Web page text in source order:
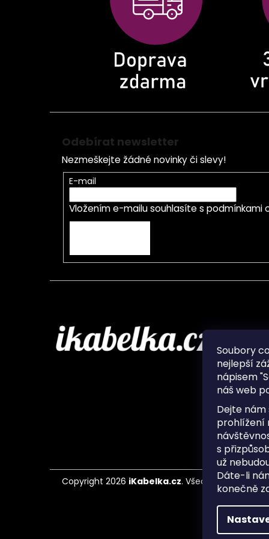
Soubory
nejlepší
nápisem
náš web
Dejte
prohlížení
s
už
Dáte-li
konečně
Odebírat newsletter
Nezmeškejte žádné novinky či slevy!
E-mail
Vložením e-mailu souhlasíte s podmínkami
O nás
Často
Copyright 2026 iKabelka.cz. Všechna práva